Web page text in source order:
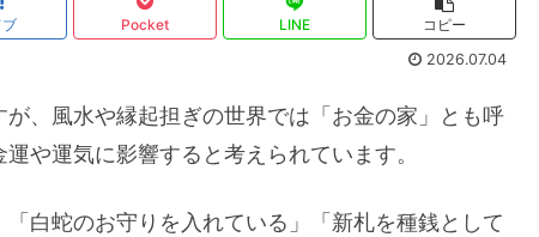
Pocket LINE
コピー
2026.07.04
、風水や縁起担ぎの世界では「お金の家」とも呼
や運気に影響すると考えられています。
白蛇のお守りを入れている」「新札を種銭として